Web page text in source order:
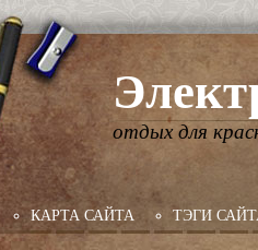
отдых для
КАРТА САЙТА ТЭГИ